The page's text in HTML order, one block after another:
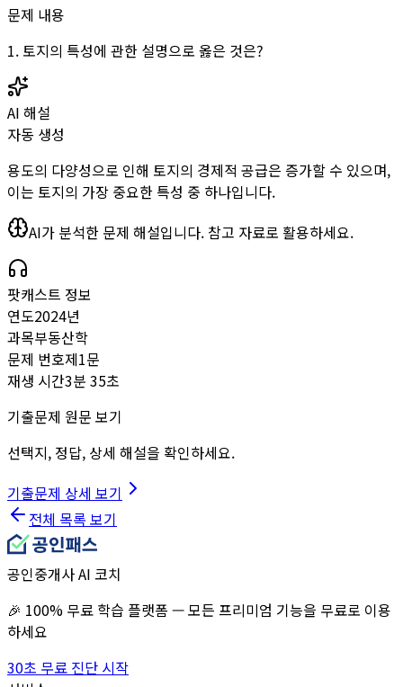
문제 내용
1. 토지의 특성에 관한 설명으로 옳은 것은?
AI 해설
자동 생성
용도의 다양성으로 인해 토지의 경제적 공급은 증가할 수 있으며,
이는 토지의 가장 중요한 특성 중 하나입니다.
AI가 분석한 문제 해설입니다. 참고 자료로 활용하세요.
팟캐스트 정보
연도2024년
과목부동산학
문제 번호제1문
재생 시간3분 35초
기출문제 원문 보기
선택지, 정답, 상세 해설을 확인하세요.
기출문제 상세 보기
전체 목록 보기
공인중개사 AI 코치
🎉 100% 무료 학습 플랫폼 — 모든 프리미엄 기능을 무료로 이용
하세요
30초 무료 진단 시작